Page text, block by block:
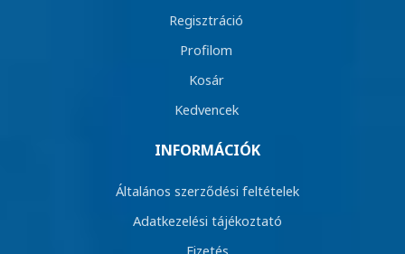
Regisztráció
Profilom
Kosár
Kedvencek
INFORMÁCIÓK
Általános szerződési feltételek
Adatkezelési tájékoztató
Fizetés